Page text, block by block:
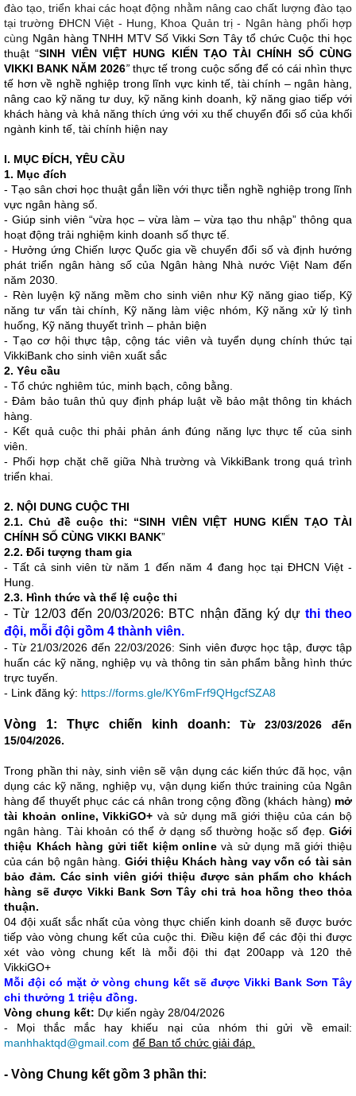
đào tạo, triển khai các hoạt động nhằm nâng cao chất lượng đào tạo
tại trường ĐHCN Việt - Hung, Khoa Quản trị - Ngân hàng phối hợp
cùng Ngân hàng TNHH MTV Số Vikki Sơn Tây tổ chức Cuộc thi học
thuật “SINH VIÊN VIỆT HUNG KIẾN TẠO TÀI CHÍNH SỐ CÙNG
VIKKI BANK NĂM 2026” thực tế trong cuộc sống để có cái nhìn thực
tế hơn về nghề nghiệp trong lĩnh vực kinh tế, tài chính – ngân hàng,
nâng cao kỹ năng tư duy, kỹ năng kinh doanh, kỹ năng giao tiếp với
khách hàng và khả năng thích ứng với xu thế chuyển đổi số của khối
ngành kinh tế, tài chính hiện nay
I. MỤC ĐÍCH, YÊU CẦU
1. Mục đích
- Tạo sân chơi học thuật gắn liền với thực tiễn nghề nghiệp trong lĩnh
vực ngân hàng số.
- Giúp sinh viên “vừa học – vừa làm – vừa tạo thu nhập” thông qua
hoạt động trải nghiệm kinh doanh số thực tế.
- Hưởng ứng Chiến lược Quốc gia về chuyển đổi số và định hướng
phát triển ngân hàng số của Ngân hàng Nhà nước Việt Nam đến
năm 2030.
- Rèn luyện kỹ năng mềm cho sinh viên như Kỹ năng giao tiếp, Kỹ
năng tư vấn tài chính, Kỹ năng làm việc nhóm, Kỹ năng xử lý tình
huống, Kỹ năng thuyết trình – phản biện
- Tạo cơ hội thực tập, cộng tác viên và tuyển dụng chính thức tại
VikkiBank cho sinh viên xuất sắc
2. Yêu cầu
- Tổ chức nghiêm túc, minh bạch, công bằng.
- Đảm bảo tuân thủ quy định pháp luật về bảo mật thông tin khách
hàng.
- Kết quả cuộc thi phải phản ánh đúng năng lực thực tế của sinh
viên.
- Phối hợp chặt chẽ giữa Nhà trường và VikkiBank trong quá trình
triển khai.
2. NỘI DUNG CUỘC THI
2.1. Chủ đề cuộc thi: “SINH VIÊN VIỆT HUNG KIẾN TẠO TÀI
CHÍNH SỐ CÙNG VIKKI BANK”
2.2. Đối tượng tham gia
- Tất cả sinh viên từ năm 1 đến năm 4 đang học tại ĐHCN Việt -
Hung.
2.3. Hình thức và thể lệ cuộc thi
- Từ 12/03 đến 20/03/2026: BTC nhận đăng ký dự thi theo
đội, mỗi đội gồm 4 thành viên.
- Từ 21/03/2026 đến 22/03/2026: Sinh viên được học tập, được tập
huấn các kỹ năng, nghiệp vụ và thông tin sản phẩm bằng hình thức
trực tuyến.
- Link đăng ký: https://forms.gle/KY6mFrf9QHgcfSZA8
Vòng 1: Thực chiến kinh doanh: Từ 23/03/2026 đến
15/04/2026.
Trong phần thi này, sinh viên sẽ vận dụng các kiến thức đã học, vận
dụng các kỹ năng, nghiệp vụ, vận dụng kiến thức training của Ngân
hàng để thuyết phục các cá nhân trong cộng đồng (khách hàng) mở
tài khoản online, VikkiGO+ và sử dụng mã giới thiệu của cán bộ
ngân hàng. Tài khoản có thể ở dạng số thường hoặc số đẹp. Giới
thiệu Khách hàng gửi tiết kiệm onlinevà sử dụng mã giới thiệu
của cán bộ ngân hàng. Giới thiệu Khách hàng vay vốn có tài sản
bảo đảm. Các sinh viên giới thiệu được sản phẩm cho khách
hàng sẽ được Vikki Bank Sơn Tây chi trả hoa hồng theo thỏa
thuận.
04 đội xuất sắc nhất của vòng thực chiến kinh doanh sẽ được bước
tiếp vào vòng chung kết của cuộc thi. Điều kiện để các đội thi được
xét vào vòng chung kết là mỗi đội thi đạt 200app và 120 thẻ
VikkiGO+
Mỗi đội có mặt ở vòng chung kết sẽ được Vikki Bank Sơn Tây
chi thưởng 1 triệu đồng.
Vòng chung kết: Dự kiến ngày 28/04/2026
- Mọi thắc mắc hay khiếu nại của nhóm thi gửi về email:
manhhaktqd@gmail.com để Ban tổ chức giải đáp.
- Vòng Chung kết gồm 3 phần thi: